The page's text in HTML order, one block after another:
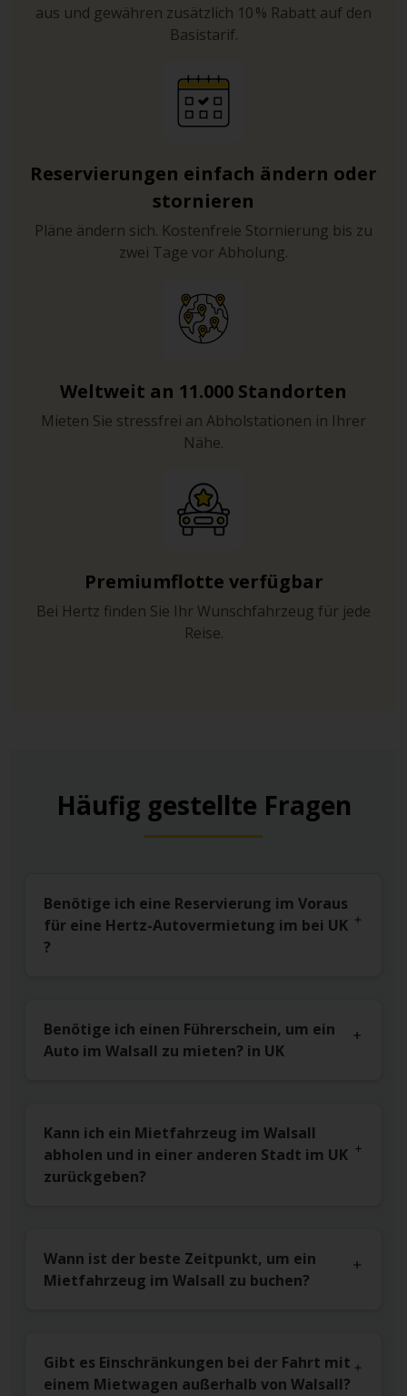
aus und gewähren zusätzlich 10 % Rabatt auf den
Basistarif.
Reservierungen einfach ändern oder
stornieren
Pläne ändern sich. Kostenfreie Stornierung bis zu
zwei Tage vor Abholung.
Weltweit an 11.000 Standorten
Mieten Sie stressfrei an Abholstationen in Ihrer
Nähe.
Premiumflotte verfügbar
Bei Hertz finden Sie Ihr Wunschfahrzeug für jede
Reise.
Häufig gestellte Fragen
Benötige ich eine Reservierung im Voraus
für eine Hertz-Autovermietung im bei UK
?
Benötige ich einen Führerschein, um ein
Auto im Walsall zu mieten? in UK
Kann ich ein Mietfahrzeug im Walsall
abholen und in einer anderen Stadt im UK
zurückgeben?
Wann ist der beste Zeitpunkt, um ein
Mietfahrzeug im Walsall zu buchen?
Gibt es Einschränkungen bei der Fahrt mit
einem Mietwagen außerhalb von Walsall?